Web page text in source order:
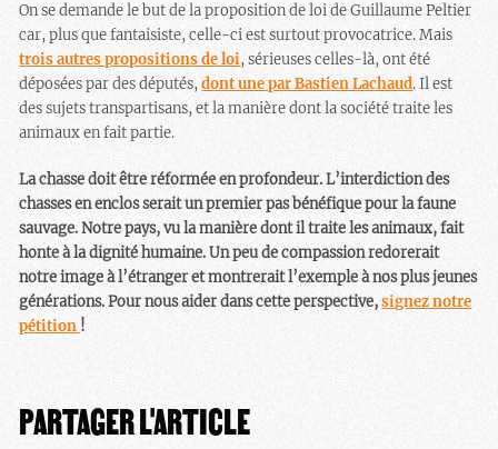
On se demande le but de la proposition de loi de Guillaume Peltier
car, plus que fantaisiste, celle-ci est surtout provocatrice. Mais
trois autres propositions de loi, sérieuses celles-là, ont été
déposées par des députés,dont une par Bastien Lachaud. Il est
des sujets transpartisans, et la manière dont la société traite les
animaux en fait partie.
La chasse doit être réformée en profondeur. L’interdiction des
chasses en enclos serait un premier pas bénéfique pour la faune
sauvage. Notre pays, vu la manière dont il traite les animaux, fait
honte à la dignité humaine. Un peu de compassion redorerait
notre image à l’étranger et montrerait l’exemple à nos plus jeunes
générations. Pour nous aider dans cette perspective,signez notre
pétition !
PARTAGER L'ARTICLE